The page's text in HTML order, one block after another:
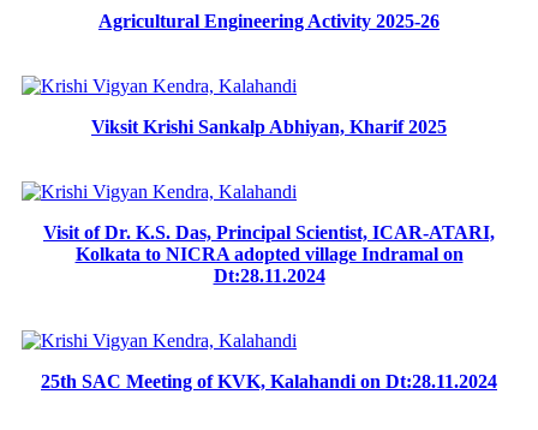
Agricultural Engineering Activity 2025-26
Viksit Krishi Sankalp Abhiyan, Kharif 2025
Visit of Dr. K.S. Das, Principal Scientist, ICAR-ATARI,
Kolkata to NICRA adopted village Indramal on
Dt:28.11.2024
25th SAC Meeting of KVK, Kalahandi on Dt:28.11.2024